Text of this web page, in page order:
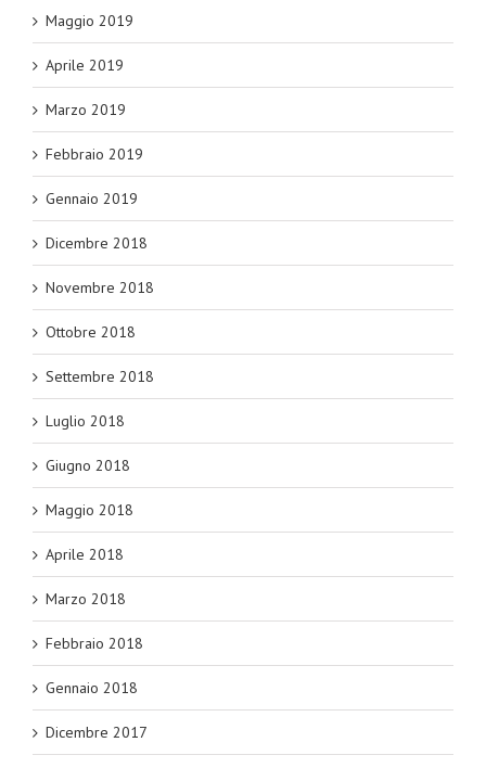
Maggio 2019
Aprile 2019
Marzo 2019
Febbraio 2019
Gennaio 2019
Dicembre 2018
Novembre 2018
Ottobre 2018
Settembre 2018
Luglio 2018
Giugno 2018
Maggio 2018
Aprile 2018
Marzo 2018
Febbraio 2018
Gennaio 2018
Dicembre 2017